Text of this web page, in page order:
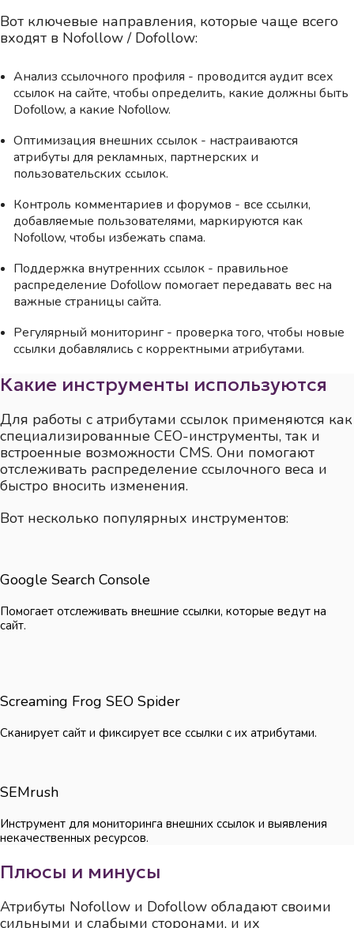
Вот ключевые направления, которые чаще всего
входят в Nofollow / Dofollow:
Анализ ссылочного профиля - проводится аудит всех
ссылок на сайте, чтобы определить, какие должны быть
Dofollow, а какие Nofollow.
Оптимизация внешних ссылок - настраиваются
атрибуты для рекламных, партнерских и
пользовательских ссылок.
Контроль комментариев и форумов - все ссылки,
добавляемые пользователями, маркируются как
Nofollow, чтобы избежать спама.
Поддержка внутренних ссылок - правильное
распределение Dofollow помогает передавать вес на
важные страницы сайта.
Регулярный мониторинг - проверка того, чтобы новые
ссылки добавлялись с корректными атрибутами.
Какие инструменты используются
Для работы с атрибутами ссылок применяются как
специализированные СЕО-инструменты, так и
встроенные возможности CMS. Они помогают
отслеживать распределение ссылочного веса и
быстро вносить изменения.
Вот несколько популярных инструментов:
Google Search Console
Помогает отслеживать внешние ссылки, которые ведут на
сайт.
Screaming Frog SEO Spider
Сканирует сайт и фиксирует все ссылки с их атрибутами.
SEMrush
Инструмент для мониторинга внешних ссылок и выявления
некачественных ресурсов.
Плюсы и минусы
Атрибуты Nofollow и Dofollow обладают своими
сильными и слабыми сторонами, и их